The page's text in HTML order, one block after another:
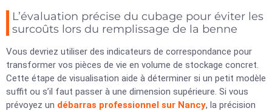
L’évaluation précise du cubage pour éviter les
surcoûts lors du remplissage de la benne
Vous devriez utiliser des indicateurs de correspondance pour
transformer vos pièces de vie en volume de stockage concret.
Cette étape de visualisation aide à déterminer si un petit modèle
suffit ou s’il faut passer à une dimension supérieure. Si vous
prévoyez un débarras professionnel sur Nancy, la précision